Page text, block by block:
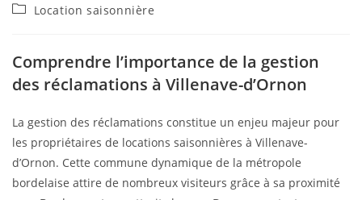
Location saisonnière
Comprendre l’importance de la gestion
des réclamations à Villenave-d’Ornon
La gestion des réclamations constitue un enjeu majeur pour
les propriétaires de locations saisonnières à Villenave-
d’Ornon. Cette commune dynamique de la métropole
bordelaise attire de nombreux visiteurs grâce à sa proximité